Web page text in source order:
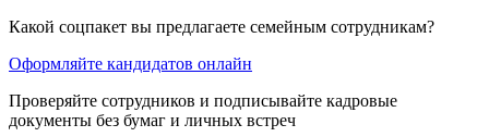
Какой соцпакет вы предлагаете семейным сотрудникам?
Оформляйте кандидатов онлайн
Проверяйте сотрудников и подписывайте кадровые
документы без бумаг и личных встреч